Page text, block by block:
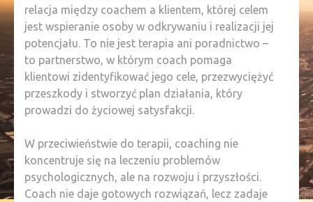
relacja między coachem a klientem, której celem
jest wspieranie osoby w odkrywaniu i realizacji jej
potencjału. To nie jest terapia ani poradnictwo –
to partnerstwo, w którym coach pomaga
klientowi zidentyfikować jego cele, przezwyciężyć
przeszkody i stworzyć plan działania, który
prowadzi do życiowej satysfakcji.
W przeciwieństwie do terapii, coaching nie
koncentruje się na leczeniu problemów
psychologicznych, ale na rozwoju i przyszłości.
Coach nie daje gotowych rozwiązań, lecz zadaje